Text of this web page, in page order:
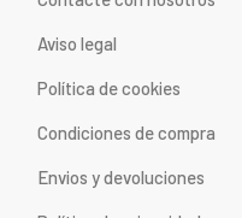
Aviso legal
Política de cookies
Condiciones de compra
Envios y devoluciones